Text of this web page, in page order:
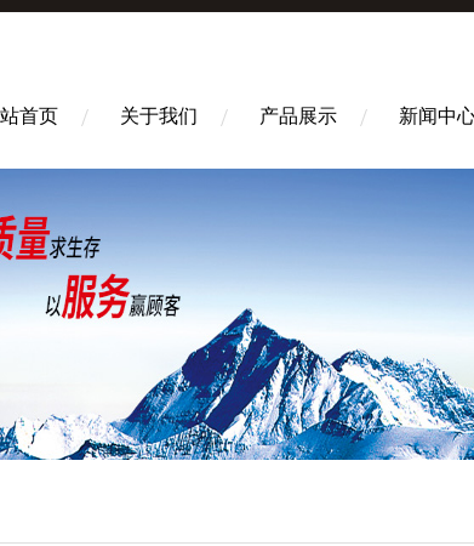
首页 关于我们 产品展示 新闻中